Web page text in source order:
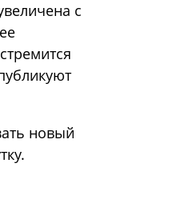
с
стремится
новый